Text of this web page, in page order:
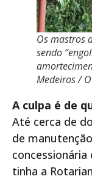
Os mastros
sendo
Medeiros /
A culpa é de
Até cerca de
de
concessionária
tinha a